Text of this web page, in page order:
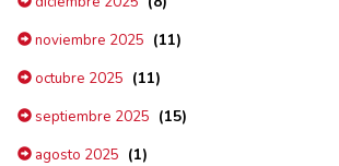
noviembre 2025 (11)
octubre 2025 (11)
septiembre 2025 (15)
agosto 2025 (1)